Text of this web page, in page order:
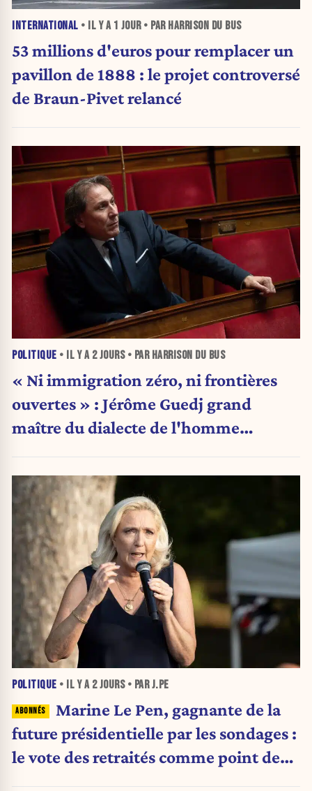
INTERNATIONAL • IL Y A 1 JOUR• PAR HARRISON DU BUS
53 millions d'euros pour remplacer un
pavillon de 1888 : le projet controversé
de Braun-Pivet relancé
POLITIQUE • IL Y A 2 JOURS• PAR HARRISON DU BUS
« Ni immigration zéro, ni frontières
ouvertes » : Jérôme Guedj grand
maître du dialecte de l'homme
POLITIQUE • IL Y A 2 JOURS• PAR J.PE
Marine Le Pen, gagnante de la
future présidentielle par les sondages :
le vote des retraités comme point de